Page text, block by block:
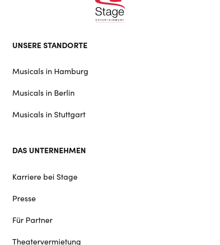
doormat
UNSERE STANDORTE
Musicals in Hamburg
Musicals in Berlin
Musicals in Stuttgart
DAS UNTERNEHMEN
Karriere bei Stage
Presse
Für Partner
Theatervermietung